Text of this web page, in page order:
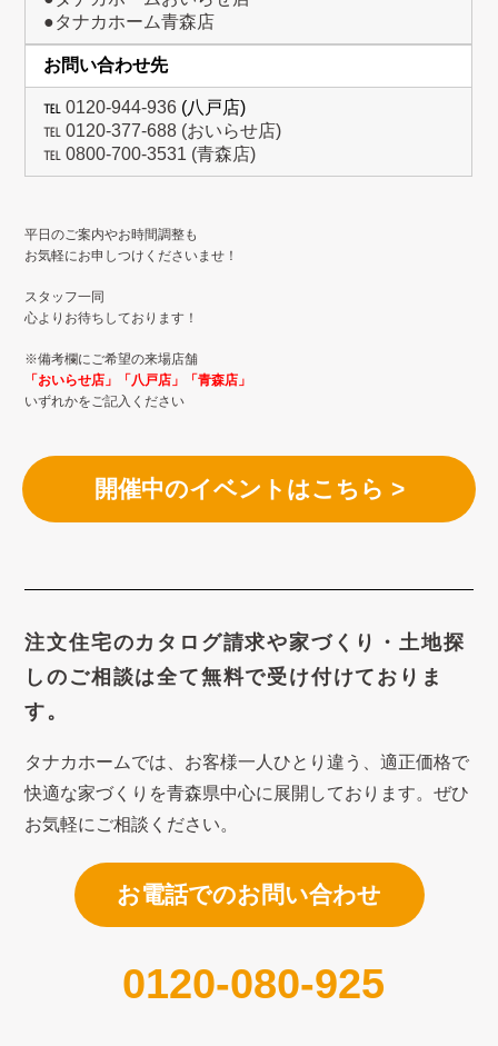
●タナカホーム青森店
お問い合わせ先
℡0120-944-936 (八戸店)
℡0120-377-688 (おいらせ店)
℡0800-700-3531 (青森店)
平日のご案内やお時間調整も
お気軽にお申しつけくださいませ！
スタッフ一同
心よりお待ちしております！
※備考欄にご希望の来場店舗
「おいらせ店」「八戸店」「青森店」
いずれかをご記入ください
開催中のイベントはこちら >
注文住宅のカタログ請求や家づくり・土地探
しのご相談は全て無料で受け付けておりま
す。
タナカホームでは、お客様一人ひとり違う、適正価格で
快適な家づくり を青森県中心に展開しております。ぜひ
お気軽にご相談ください。
お電話でのお問い合わせ
0120-080-925